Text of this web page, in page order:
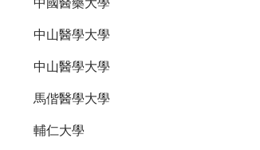
中山醫學大學
中山醫學大學
馬偕醫學大學
輔仁大學